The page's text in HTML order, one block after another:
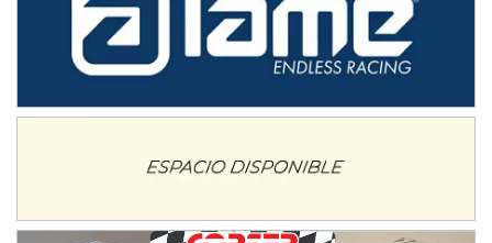
08/09-AGO
IAME SERIES ARGENTINA 6
Ramiro Tot (Asfalto)
Trenque Lauquen (Buenos Aires)
ENTRERRIANO - F6 (POSTERGADA)
Parque de la Velocidad (Asfalto)